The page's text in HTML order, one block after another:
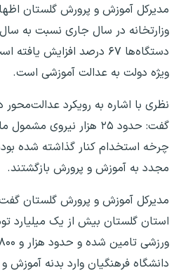
مدیرکل آموزش و پرورش گلستان
وزارتخانه در سال جاری نسبت به
دستگاه‌ها ۶۷ درصد افزایش
ویژه دولت به عدالت آموزشی است.
نظری با اشاره به رویکرد
چرخه استخدام کنار گذاشته شده
مجدد به آموزش و پرورش بازگشتند.
مدیرکل آموزش و پرورش گلستان
استان گلستان بیش از یک میلیارد
دانشگاه فرهنگیان وارد بدنه